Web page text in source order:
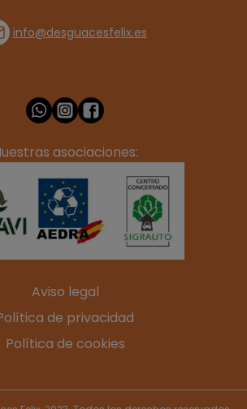
info@desguacesfelix.es
asociaciones:
Aviso legal
de privacidad
Política de cookies